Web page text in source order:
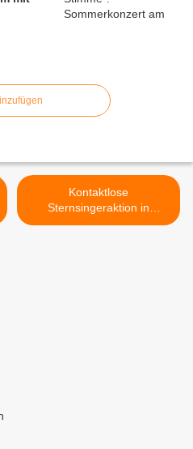
Kontaktlose
Sternsingeraktion in
Veitshöchheim - Segen